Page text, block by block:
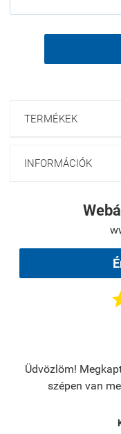
TERMÉKEK
INFORMÁCIÓK
Üdvözlöm!
szépen van